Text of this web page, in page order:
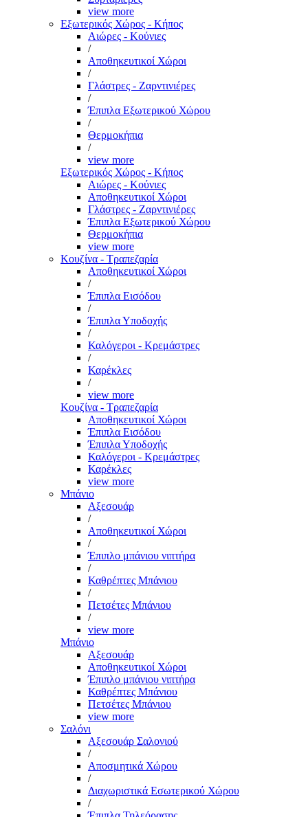
view more
Εξωτερικός Χώρος - Κήπος
Αιώρες - Κούνιες
/
Αποθηκευτικοί Χώροι
/
Γλάστρες - Ζαρντινιέρες
/
Έπιπλα Εξωτερικού Χώρου
/
Θερμοκήπια
/
view more
Εξωτερικός Χώρος - Κήπος
Αιώρες - Κούνιες
Αποθηκευτικοί Χώροι
Γλάστρες - Ζαρντινιέρες
Έπιπλα Εξωτερικού Χώρου
Θερμοκήπια
view more
Κουζίνα - Τραπεζαρία
Αποθηκευτικοί Χώροι
/
Έπιπλα Εισόδου
/
Έπιπλα Υποδοχής
/
Καλόγεροι - Κρεμάστρες
/
Καρέκλες
/
view more
Κουζίνα - Τραπεζαρία
Αποθηκευτικοί Χώροι
Έπιπλα Εισόδου
Έπιπλα Υποδοχής
Καλόγεροι - Κρεμάστρες
Καρέκλες
view more
Μπάνιο
Αξεσουάρ
/
Αποθηκευτικοί Χώροι
/
Έπιπλο μπάνιου νιπτήρα
/
Καθρέπτες Μπάνιου
/
Πετσέτες Μπάνιου
/
view more
Μπάνιο
Αξεσουάρ
Αποθηκευτικοί Χώροι
Έπιπλο μπάνιου νιπτήρα
Καθρέπτες Μπάνιου
Πετσέτες Μπάνιου
view more
Σαλόνι
Αξεσουάρ Σαλονιού
/
Αποσμητικά Χώρου
/
Διαχωριστικά Εσωτερικού Χώρου
/